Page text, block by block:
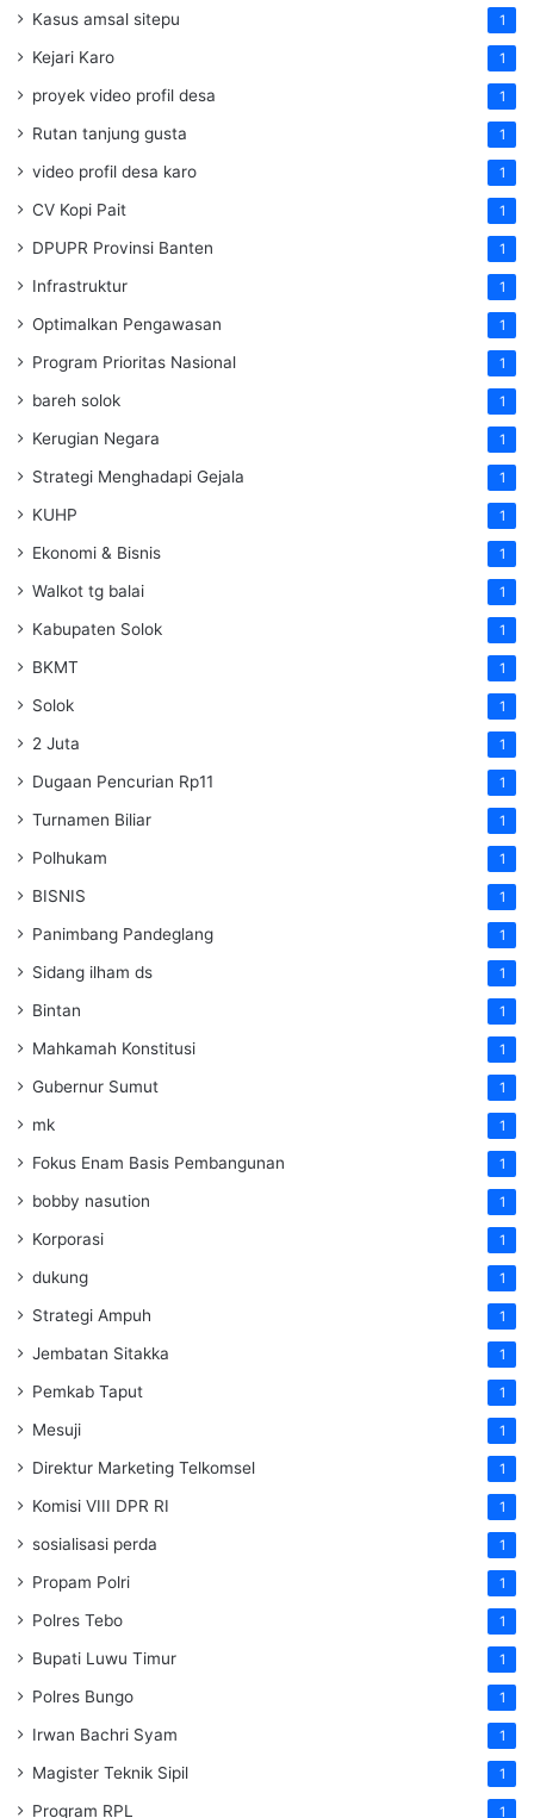
Kasus amsal sitepu 1
Kejari Karo 1
proyek video profil desa 1
Rutan tanjung gusta 1
video profil desa karo 1
CV Kopi Pait 1
DPUPR Provinsi Banten 1
Infrastruktur 1
Optimalkan Pengawasan 1
Program Prioritas Nasional 1
bareh solok 1
Kerugian Negara 1
Strategi Menghadapi Gejala 1
KUHP 1
Ekonomi & Bisnis 1
Walkot tg balai 1
Kabupaten Solok 1
BKMT 1
Solok 1
2 Juta 1
Dugaan Pencurian Rp11 1
Turnamen Biliar 1
Polhukam 1
BISNIS 1
Panimbang Pandeglang 1
Sidang ilham ds 1
Bintan 1
Mahkamah Konstitusi 1
Gubernur Sumut 1
mk 1
Fokus Enam Basis Pembangunan 1
bobby nasution 1
Korporasi 1
dukung 1
Strategi Ampuh 1
Jembatan Sitakka 1
Pemkab Taput 1
Mesuji 1
Direktur Marketing Telkomsel 1
Komisi VIII DPR RI 1
sosialisasi perda 1
Propam Polri 1
Polres Tebo 1
Bupati Luwu Timur 1
Polres Bungo 1
Irwan Bachri Syam 1
Magister Teknik Sipil 1
Program RPL 1